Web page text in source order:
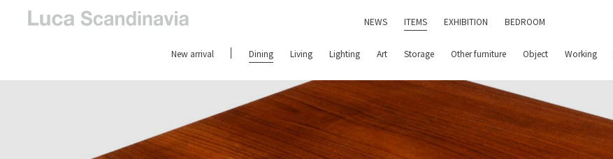
NEWS ITEMS EXHIBITION BEDROOM
New arrival Dining Living Lighting Art Storage Other furniture Object Working